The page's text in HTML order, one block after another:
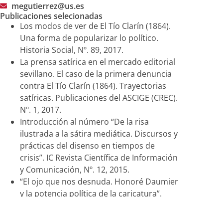
megutierrez@us.es
Publicaciones selecionadas
Los modos de ver de El Tío Clarín (1864).
Una forma de popularizar lo político.
Historia Social, Nº. 89, 2017.
La prensa satírica en el mercado editorial
sevillano. El caso de la primera denuncia
contra El Tío Clarín (1864). Trayectorias
satíricas. Publicaciones del ASCIGE (CREC).
Nº. 1, 2017.
Introducción al número “De la risa
ilustrada a la sátira mediática. Discursos y
prácticas del disenso en tiempos de
crisis”. IC Revista Científica de Información
y Comunicación, Nº. 12, 2015.
“El ojo que nos desnuda. Honoré Daumier
y la potencia política de la caricatura”.